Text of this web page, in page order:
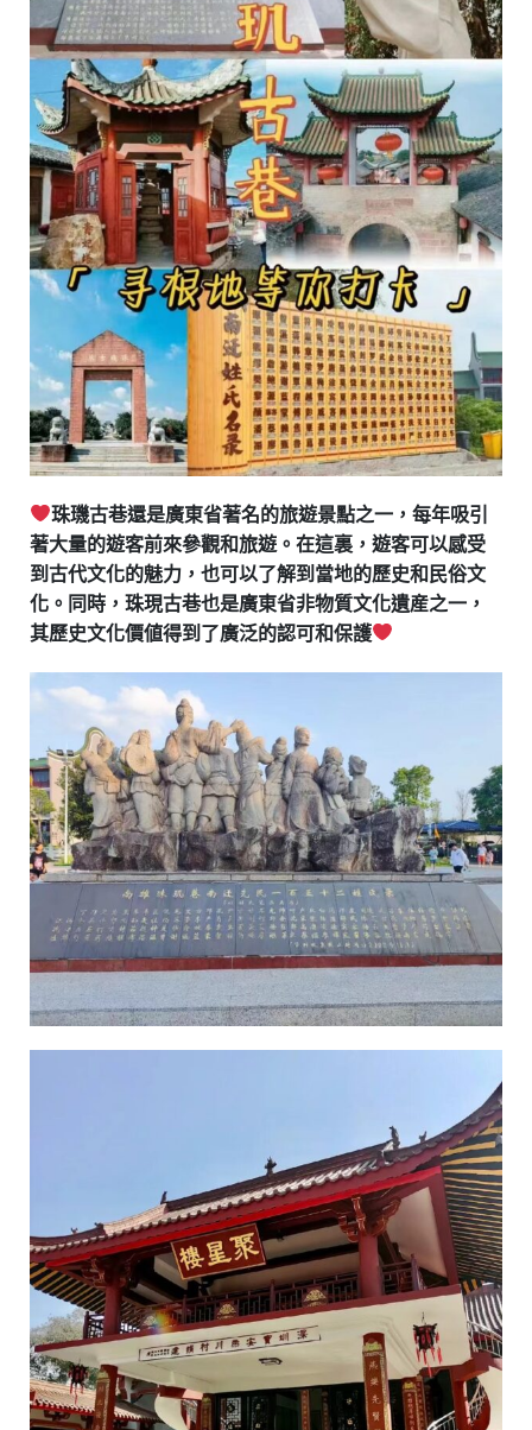
珠璣古巷還是廣東省著名的旅遊景點之一，每年吸引
著大量的遊客前來參觀和旅遊。在這裏，遊客可以感受
到古代文化的魅力，也可以了解到當地的歷史和民俗文
化。同時，珠現古巷也是廣東省非物質文化遺産之一，
其歷史文化價値得到了廣泛的認可和保護